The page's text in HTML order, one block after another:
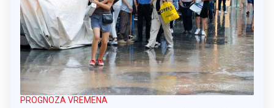
PROGNOZA VREMENA